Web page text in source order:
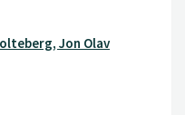
Jon Olav